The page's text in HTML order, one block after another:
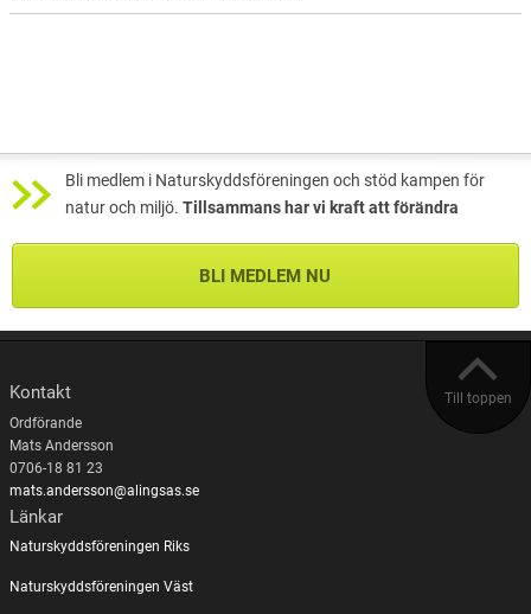
Bli medlem i Naturskyddsföreningen och stöd kampen för
natur och miljö. Tillsammans har vi kraft att förändra
BLI MEDLEM NU
Till toppen
Kontakt
Ordförande
Mats Andersson
0706-18 81 23
mats.andersson@alingsas.se
Länkar
Naturskyddsföreningen Riks
Naturskyddsföreningen Väst